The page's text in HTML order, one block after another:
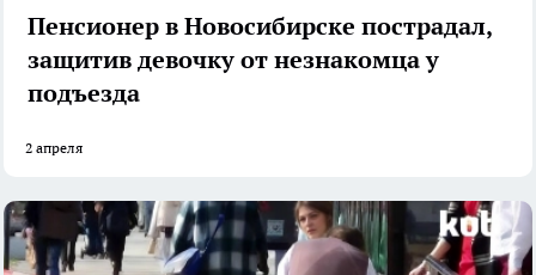
Пенсионер в Новосибирске пострадал,
защитив девочку от незнакомца у
подъезда
2 апреля